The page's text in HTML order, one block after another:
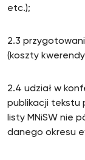
etc.);
2.3
(koszty
2.4 udział w
publikacji tekstu
listy MNiSW nie
danego okresu